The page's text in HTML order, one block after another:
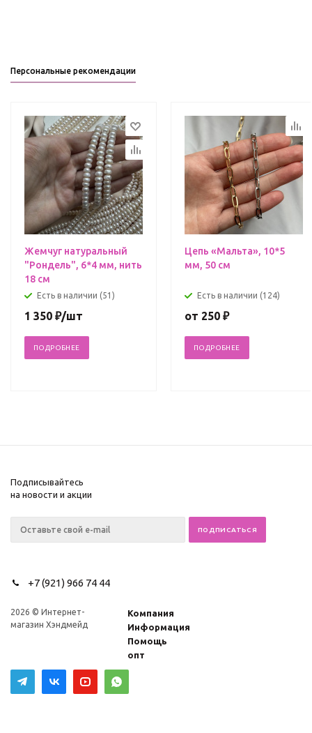
Персональные рекомендации
Жемчуг натуральный
"Рондель", 6*4 мм, нить
18 см
Есть в наличии (51)
1 350 ₽/шт
ПОДРОБНЕЕ
Цепь «Мальта», 10*5
мм, 50 см
Есть в наличии (124)
от 250 ₽
ПОДРОБНЕЕ
Подписывайтесь
на новости и акции
+7 (921) 966 74 44
2026 © Интернет-
магазин Хэндмейд
Компания
Информация
Помощь
опт